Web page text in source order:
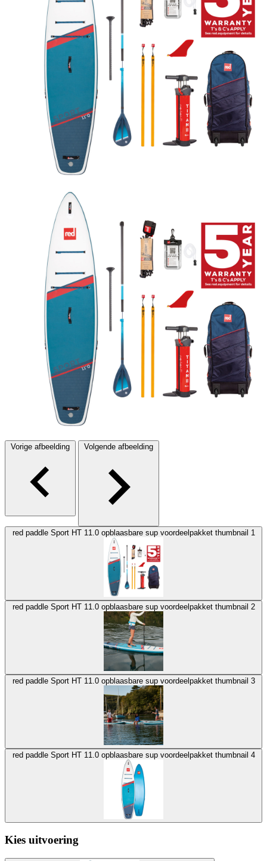
Vorige afbeelding Volgende afbeelding
red paddle Sport HT 11.0 opblaasbare sup voordeelpakket thumbnail 1
red paddle Sport HT 11.0 opblaasbare sup voordeelpakket thumbnail 2
red paddle Sport HT 11.0 opblaasbare sup voordeelpakket thumbnail 3
red paddle Sport HT 11.0 opblaasbare sup voordeelpakket thumbnail 4
Kies uitvoering